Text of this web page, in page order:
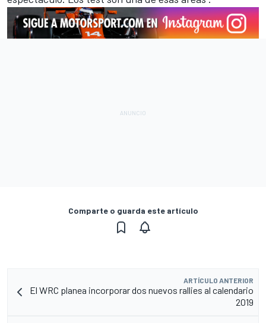
Comparte o guarda este artículo
ARTÍCULO ANTERIOR
El WRC planea incorporar dos nuevos rallies al calendario
2019